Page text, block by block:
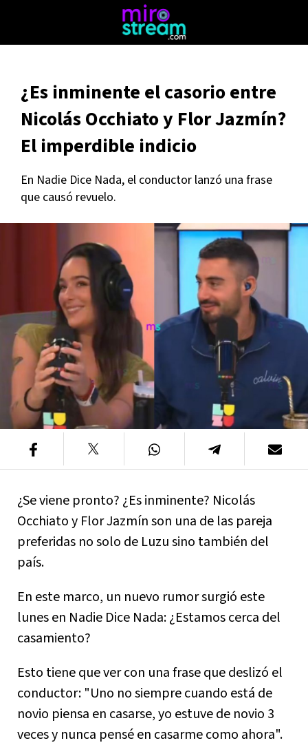
¿Es inminente el casorio entre
Nicolás Occhiato y Flor Jazmín?
El imperdible indicio
En Nadie Dice Nada, el conductor lanzó una frase
que causó revuelo.
¿Se viene pronto? ¿Es inminente? Nicolás
Occhiato y Flor Jazmín son una de las pareja
preferidas no solo de Luzu sino también del
país.
En este marco, un nuevo rumor surgió este
lunes en Nadie Dice Nada: ¿Estamos cerca del
casamiento?
Esto tiene que ver con una frase que deslizó el
conductor: "Uno no siempre cuando está de
novio piensa en casarse, yo estuve de novio 3
veces y nunca pensé en casarme como ahora".